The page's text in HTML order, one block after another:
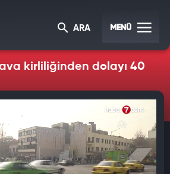
ARA MENÜ
kirliliğinden dolayı 40